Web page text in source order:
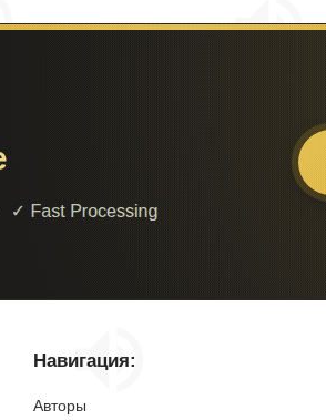
Навигация:
Авторы